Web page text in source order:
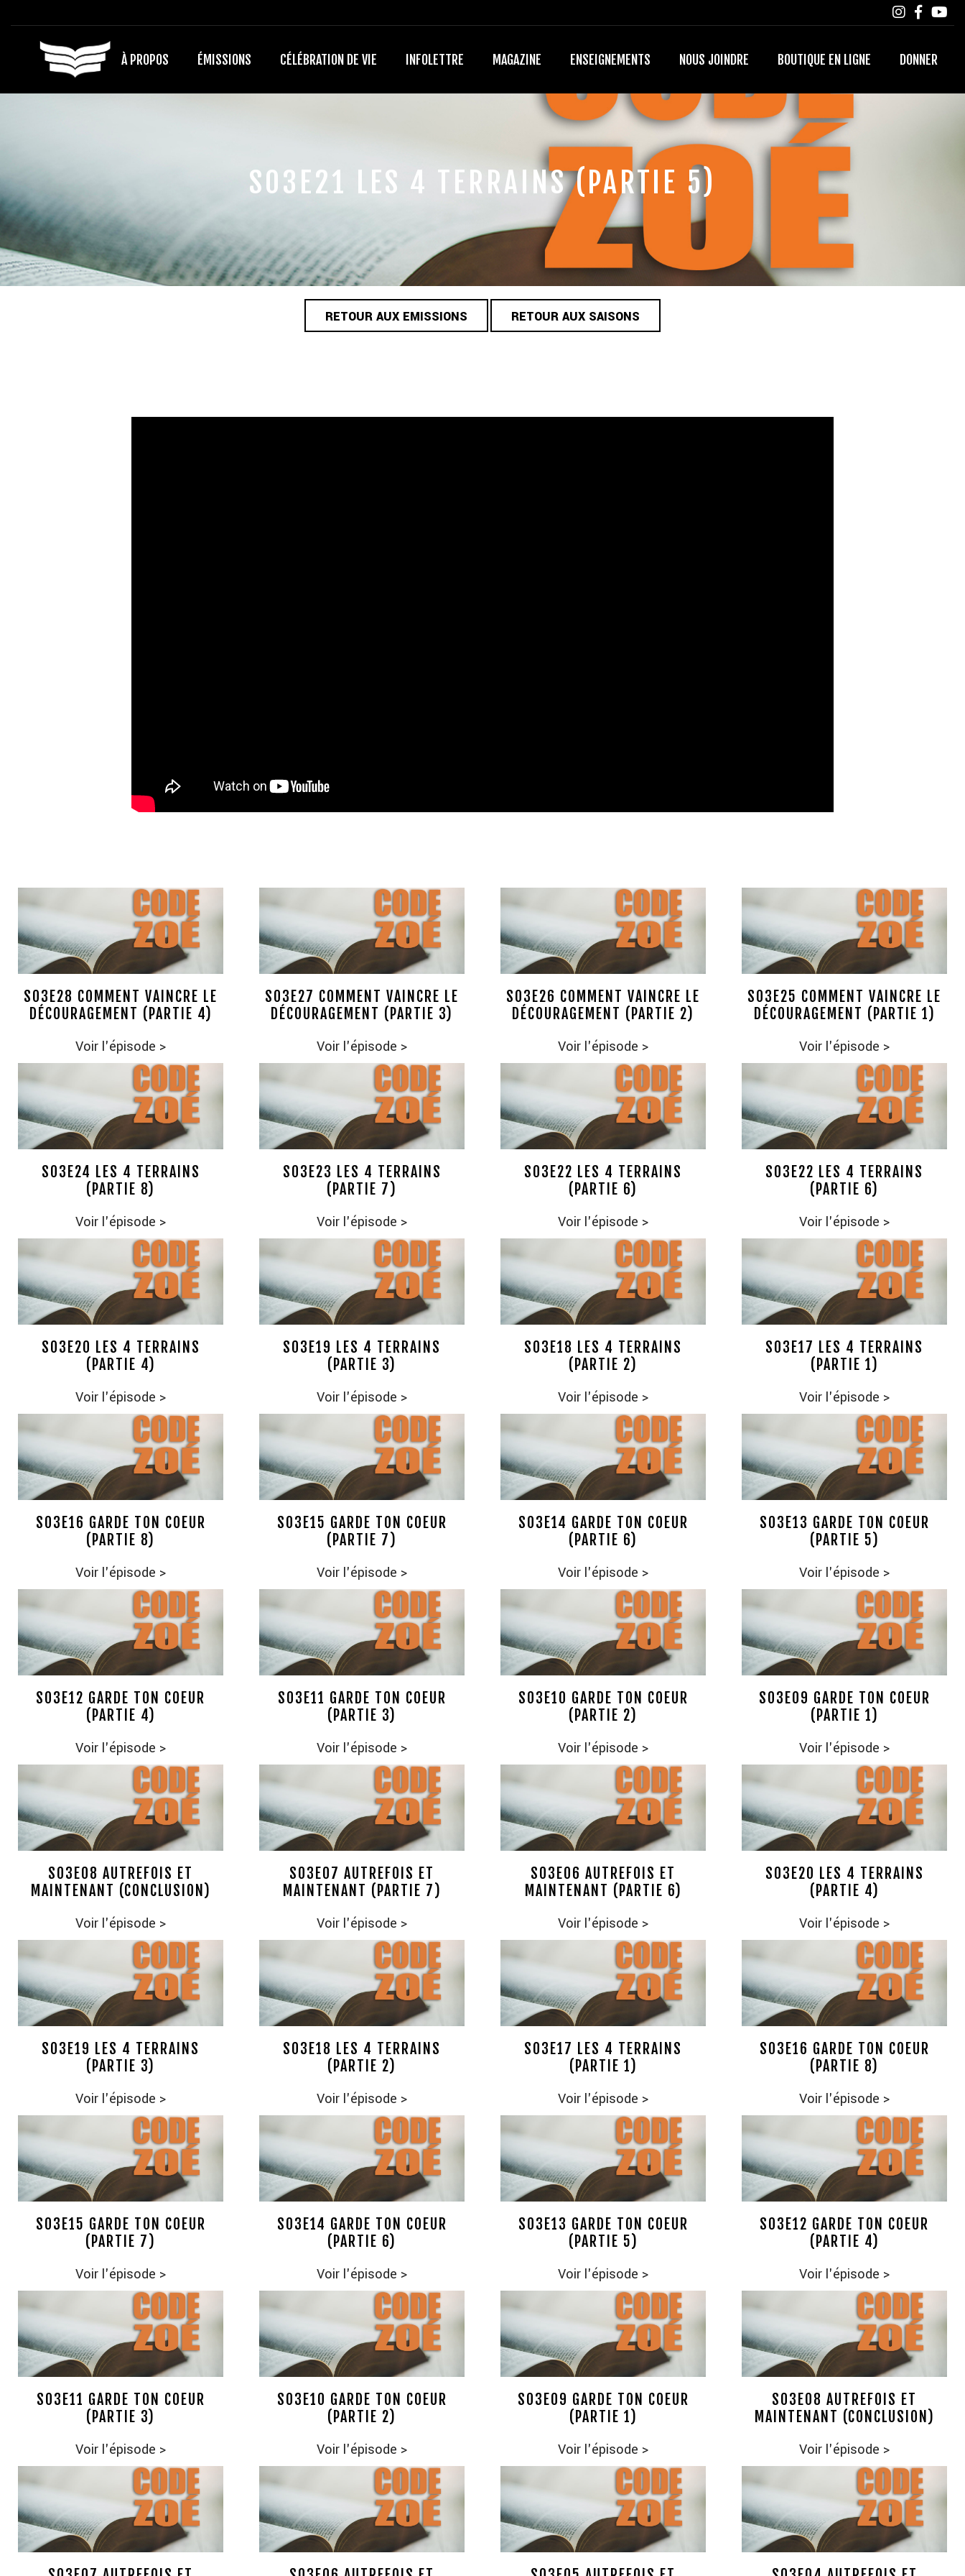
À PROPOS ÉMISSIONS CÉLÉBRATION DE VIE INFOLETTRE MAGAZINE ENSEIGNEMENTS NOUS JOINDRE BOUTIQUE EN LIGNE DONNER
S03E21 LES 4 TERRAINS (PARTIE 5)
RETOUR AUX EMISSIONS RETOUR AUX SAISONS
S03E28 COMMENT VAINCRE LE
DÉCOURAGEMENT (PARTIE 4)
Voir l'épisode >
S03E27 COMMENT VAINCRE LE
DÉCOURAGEMENT (PARTIE 3)
Voir l'épisode >
S03E26 COMMENT VAINCRE LE
DÉCOURAGEMENT (PARTIE 2)
Voir l'épisode >
S03E25 COMMENT VAINCRE LE
DÉCOURAGEMENT (PARTIE 1)
Voir l'épisode >
S03E24 LES 4 TERRAINS
(PARTIE 8)
Voir l'épisode >
S03E23 LES 4 TERRAINS
(PARTIE 7)
Voir l'épisode >
S03E22 LES 4 TERRAINS
(PARTIE 6)
Voir l'épisode >
S03E22 LES 4 TERRAINS
(PARTIE 6)
Voir l'épisode >
S03E20 LES 4 TERRAINS
(PARTIE 4)
Voir l'épisode >
S03E19 LES 4 TERRAINS
(PARTIE 3)
Voir l'épisode >
S03E18 LES 4 TERRAINS
(PARTIE 2)
Voir l'épisode >
S03E17 LES 4 TERRAINS
(PARTIE 1)
Voir l'épisode >
S03E16 GARDE TON COEUR
(PARTIE 8)
Voir l'épisode >
S03E15 GARDE TON COEUR
(PARTIE 7)
Voir l'épisode >
S03E14 GARDE TON COEUR
(PARTIE 6)
Voir l'épisode >
S03E13 GARDE TON COEUR
(PARTIE 5)
Voir l'épisode >
S03E12 GARDE TON COEUR
(PARTIE 4)
Voir l'épisode >
S03E11 GARDE TON COEUR
(PARTIE 3)
Voir l'épisode >
S03E10 GARDE TON COEUR
(PARTIE 2)
Voir l'épisode >
S03E09 GARDE TON COEUR
(PARTIE 1)
Voir l'épisode >
S03E08 AUTREFOIS ET
MAINTENANT (CONCLUSION)
Voir l'épisode >
S03E07 AUTREFOIS ET
MAINTENANT (PARTIE 7)
Voir l'épisode >
S03E06 AUTREFOIS ET
MAINTENANT (PARTIE 6)
Voir l'épisode >
S03E20 LES 4 TERRAINS
(PARTIE 4)
Voir l'épisode >
S03E19 LES 4 TERRAINS
(PARTIE 3)
Voir l'épisode >
S03E18 LES 4 TERRAINS
(PARTIE 2)
Voir l'épisode >
S03E17 LES 4 TERRAINS
(PARTIE 1)
Voir l'épisode >
S03E16 GARDE TON COEUR
(PARTIE 8)
Voir l'épisode >
S03E15 GARDE TON COEUR
(PARTIE 7)
Voir l'épisode >
S03E14 GARDE TON COEUR
(PARTIE 6)
Voir l'épisode >
S03E13 GARDE TON COEUR
(PARTIE 5)
Voir l'épisode >
S03E12 GARDE TON COEUR
(PARTIE 4)
Voir l'épisode >
S03E11 GARDE TON COEUR
(PARTIE 3)
Voir l'épisode >
S03E10 GARDE TON COEUR
(PARTIE 2)
Voir l'épisode >
S03E09 GARDE TON COEUR
(PARTIE 1)
Voir l'épisode >
S03E08 AUTREFOIS ET
MAINTENANT (CONCLUSION)
Voir l'épisode >